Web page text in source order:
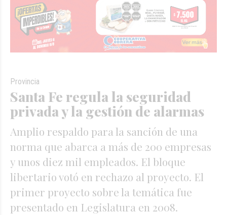
Santa Fe regula la seguridad
privada y la gestión de alarmas
Amplio respaldo para la sanción de una
norma que abarca a más de 200 empresas
y unos diez mil empleados. El bloque
libertario votó en rechazo al proyecto. El
primer proyecto sobre la temática fue
presentado en Legislatura en 2008.
Provincia